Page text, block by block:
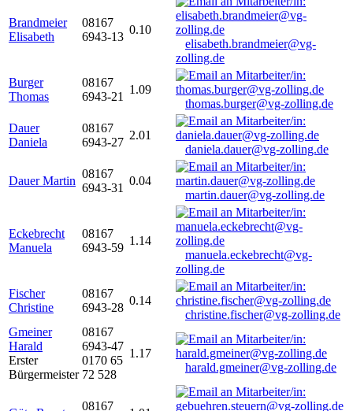
Brandmeier
Elisabeth
08167
6943-13
0.10
elisabeth.brandmeier@vg-
zolling.de
Burger
Thomas
08167
6943-21
1.09
thomas.burger@vg-zolling.de
Dauer
Daniela
08167
6943-27
2.01
daniela.dauer@vg-zolling.de
Dauer Martin
08167
6943-31
0.04
martin.dauer@vg-zolling.de
Eckebrecht
Manuela
08167
6943-59
1.14
manuela.eckebrecht@vg-
zolling.de
Fischer
Christine
08167
6943-28
0.14
christine.fischer@vg-zolling.de
Gmeiner
Harald
Erster
Bürgermeister
08167
6943-47
0170 65
72 528
1.17
harald.gmeiner@vg-zolling.de
08167